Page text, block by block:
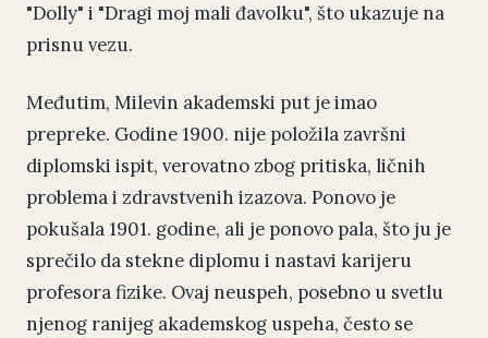
"Dolly" i "Dragi moj mali đavolku", što ukazuje na
prisnu vezu.
Međutim, Milevin akademski put je imao
prepreke. Godine 1900. nije položila završni
diplomski ispit, verovatno zbog pritiska, ličnih
problema i zdravstvenih izazova. Ponovo je
pokušala 1901. godine, ali je ponovo pala, što ju je
sprečilo da stekne diplomu i nastavi karijeru
profesora fizike. Ovaj neuspeh, posebno u svetlu
njenog ranijeg akademskog uspeha, često se